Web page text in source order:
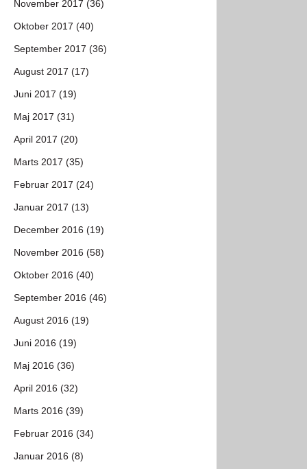
November 2017 (36)
Oktober 2017 (40)
September 2017 (36)
August 2017 (17)
Juni 2017 (19)
Maj 2017 (31)
April 2017 (20)
Marts 2017 (35)
Februar 2017 (24)
Januar 2017 (13)
December 2016 (19)
November 2016 (58)
Oktober 2016 (40)
September 2016 (46)
August 2016 (19)
Juni 2016 (19)
Maj 2016 (36)
April 2016 (32)
Marts 2016 (39)
Februar 2016 (34)
Januar 2016 (8)